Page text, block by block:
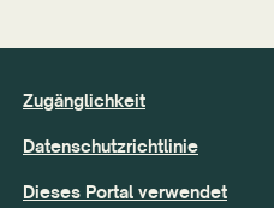
Zugänglichkeit
Datenschutzrichtlinie
Dieses Portal verwendet